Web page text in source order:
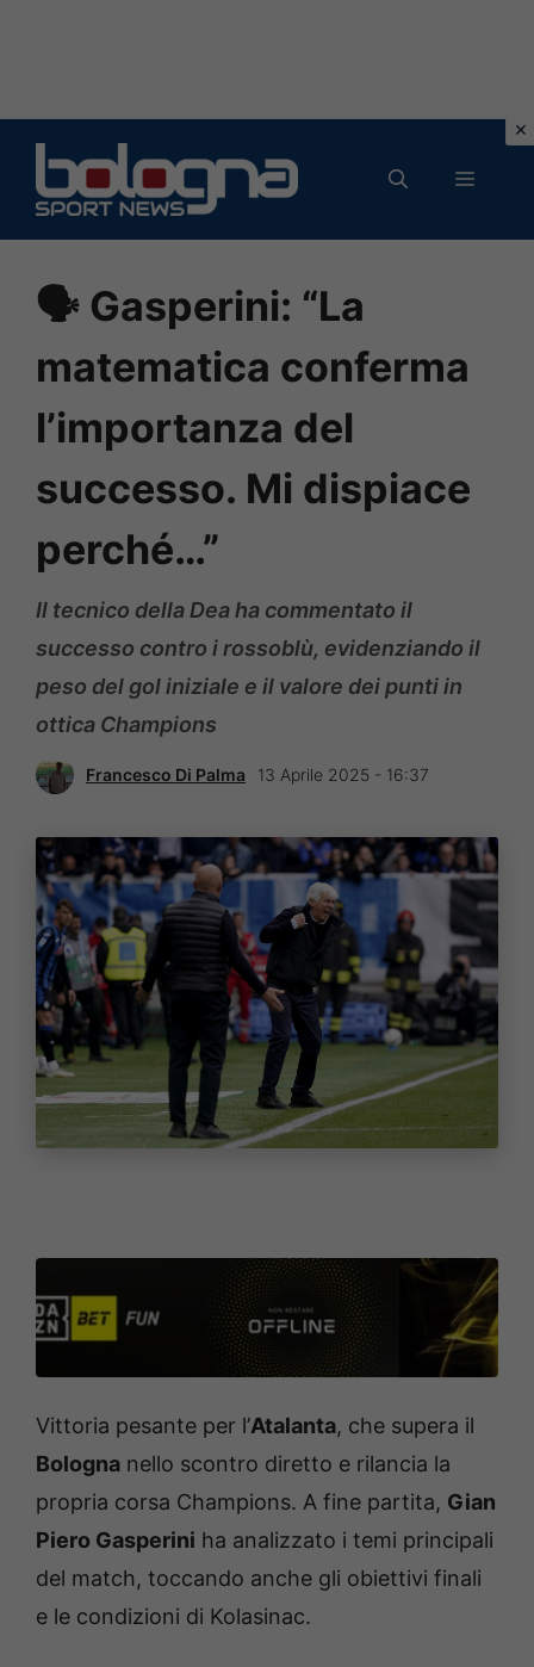
contenuto
MENU
🗣️ Gasperini: “La
matematica conferma
l’importanza del
successo. Mi dispiace
perché…”
Il tecnico della Dea ha commentato il
successo contro i rossoblù, evidenziando il
peso del gol iniziale e il valore dei punti in
ottica Champions
Francesco Di Palma 13 Aprile 2025 - 16:37
Vittoria pesante per l’Atalanta, che supera il
Bologna nello scontro diretto e rilancia la
propria corsa Champions. A fine partita, Gian
Piero Gasperini ha analizzato i temi principali
del match, toccando anche gli obiettivi finali
e le condizioni di Kolasinac.